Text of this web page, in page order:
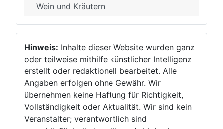
Wein und Kräutern
Hinweis: Inhalte dieser Website wurden ganz
oder teilweise mithilfe künstlicher Intelligenz
erstellt oder redaktionell bearbeitet. Alle
Angaben erfolgen ohne Gewähr. Wir
übernehmen keine Haftung für Richtigkeit,
Vollständigkeit oder Aktualität. Wir sind kein
Veranstalter; verantwortlich sind